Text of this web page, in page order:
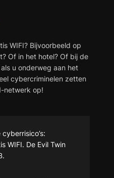
WIFI? Bijvoorbeeld op
Of in het hotel? Of bij de
u onderweg aan het
cybercriminelen zetten
netwerk op!
WIFI. De Evil Twin